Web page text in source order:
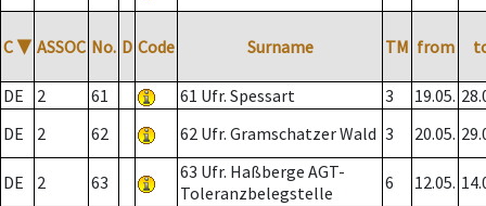
C ▼ ASSOC No. D Code Surname TM from
DE 2 61 61 Ufr. Spessart 3 19.05.
DE
2 62 62 Ufr. Gramschatzer Wald 3 20.05.
DE 2 63
63 Ufr. Haßberge AGT-
Toleranzbelegstelle
6 12.05.